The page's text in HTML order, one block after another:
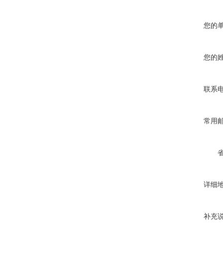
您的
您的
联系
常用
详细
补充